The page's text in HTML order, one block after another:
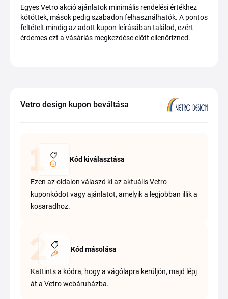
Egyes Vetro akció ajánlatok minimális rendelési értékhez
kötöttek, mások pedig szabadon felhasználhatók. A pontos
feltételt mindig az adott kupon leírásában találod, ezért
érdemes ezt a vásárlás megkezdése előtt ellenőrizned.
Vetro design kupon beváltása
Kód kiválasztása
Ezen az oldalon válaszd ki az aktuális Vetro
kuponkódot vagy ajánlatot, amelyik a legjobban illik a
kosaradhoz.
Kód másolása
Kattints a kódra, hogy a vágólapra kerüljön, majd lépj
át a Vetro webáruházba.